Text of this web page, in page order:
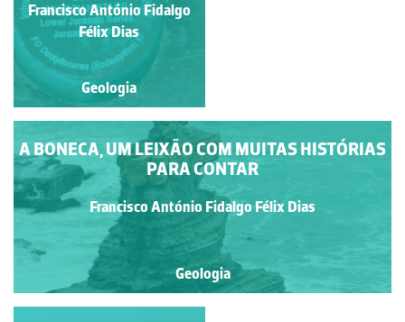
Francisco António Fidalgo
Félix Dias
Geologia
A BONECA, UM LEIXÃO COM MUITAS HISTÓRIAS
PARA CONTAR
Francisco António Fidalgo Félix Dias
Geologia
Francisco António Fidalgo
Félix Dias
Geologia